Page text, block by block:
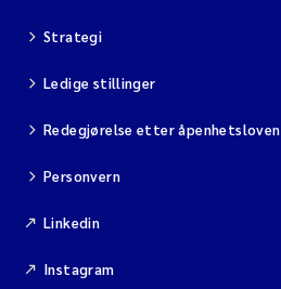
Strategi
Ledige stillinger
Redegjørelse etter åpenhetsloven
Personvern
Linkedin
Instagram